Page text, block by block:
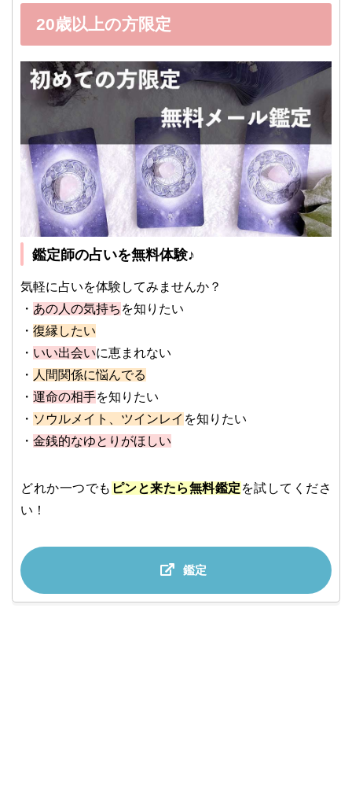
20歳以上の方限定
鑑定師の占いを無料体験♪
気軽に占いを体験してみませんか？
・ あの人の気持ち を知りたい
・ 復縁したい
・ いい出会いに恵まれない
・ 人間関係に悩んでる
・ 運命の相手を知りたい
・ ソウルメイト、ツインレイ を知りたい
・ 金銭的なゆとりがほしい
どれか一つでも ピンと来たら無料鑑定 を試してくださ
い！
鑑定